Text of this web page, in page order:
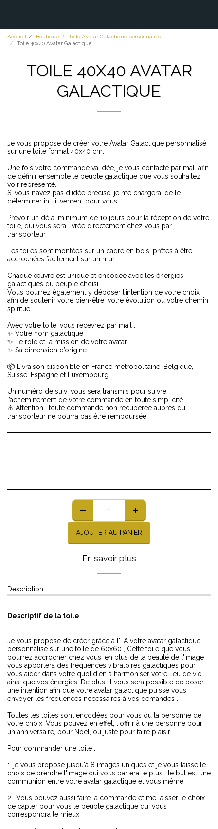
Accueil Boutique
Toile Avatar Galactique personnalisé
Toile 40x40 Avatar Galactique
TOILE 40X40 AVATAR
GALACTIQUE
Je vous propose de créer votre Avatar Galactique personnalisé
sur une toile format 40x40 cm.
Une fois votre commande validée, je vous contacte par mail afin
de définir ensemble le peuple galactique que vous souhaitez
voir représenté.
Si vous n’avez pas d’idée précise, je me chargerai de le
déterminer intuitivement pour vous.
Prévoir un délai minimum de 10 jours pour la réception de votre
toile, qui vous sera livrée directement chez vous par
transporteur.
Les toiles sont montées sur un cadre en bois, prêtes à être
accrochées facilement sur un mur.
Chaque œuvre est unique et encodée avec les énergies
galactiques du peuple choisi.
Vous pourrez également y déposer l’intention de votre choix
afin de soutenir votre bien-être, votre évolution ou votre chemin
spirituel.
Avec votre toile, vous recevrez par mail :
✨ Votre nom galactique
✨ Le rôle et la mission de votre avatar
✨ Sa dimension d’origine
📦 Livraison disponible en France métropolitaine, Belgique,
Suisse, Espagne et Luxembourg.
Un numéro de suivi vous sera transmis pour suivre
l’acheminement de votre commande en toute simplicité.
⚠️ Attention : toute commande non récupérée auprès du
transporteur ne pourra pas être remboursée.
AJOUTER AU PANIER
En savoir plus
Description
Descriptif de la toile
Je vous propose de créer grâce à l' IA votre avatar galactique
personnalisé sur une toile de 60x60 , Cette toile que vous
pourrez accrocher chez vous, en plus de la beauté de l'image
vous apportera des fréquences vibratoires galactiques pour
vous aider dans votre quotidien à harmoniser votre lieu de vie
ainsi que vos énergies. De plus, il vous sera possible de poser
une intention afin que votre avatar galactique puisse vous
envoyer les fréquences nécessaires à vos demandes .
Toutes les toiles sont encodées pour vous ou la personne de
votre choix. Vous pouvez en effet, l'offrir à une personne pour
un anniversaire, pour Noël, ou juste pour faire plaisir.
Pour commander une toile :
1-je vous propose jusqu'à 8 images uniques et je vous laisse le
choix de prendre l'image qui vous parlera le plus , le but est une
communion entre votre avatar galactique et vous même .
2- Vous pouvez aussi faire la commande et me laisser le choix
de capter pour vous le peuple galactique qui vous
correspondra le mieux .